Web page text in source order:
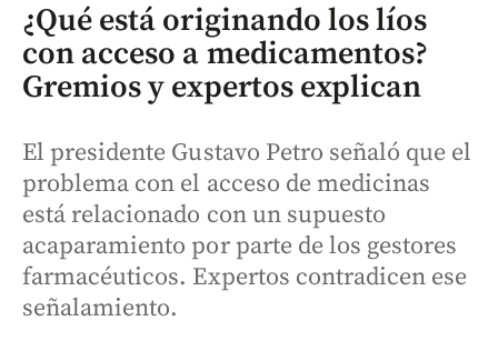
¿Qué está originando los líos
con acceso a medicamentos?
Gremios y expertos explican
El presidente Gustavo Petro señaló que el
problema con el acceso de medicinas
está relacionado con un supuesto
acaparamiento por parte de los gestores
farmacéuticos. Expertos contradicen ese
señalamiento.